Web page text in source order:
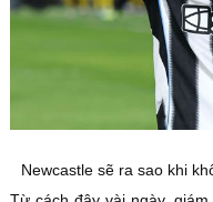
Newcastle sẽ ra sao khi